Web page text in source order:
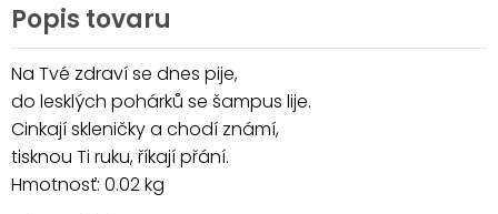
Popis tovaru
Na Tvé zdraví se dnes pije,
do lesklých pohárků se šampus lije.
Cinkají skleničky a chodí známí,
tisknou Ti ruku, říkají přání.
Hmotnosť: 0.02 kg